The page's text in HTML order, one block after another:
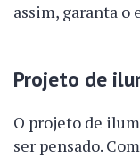
assim, garanta o
Projeto de
O projeto de
ser pensado.